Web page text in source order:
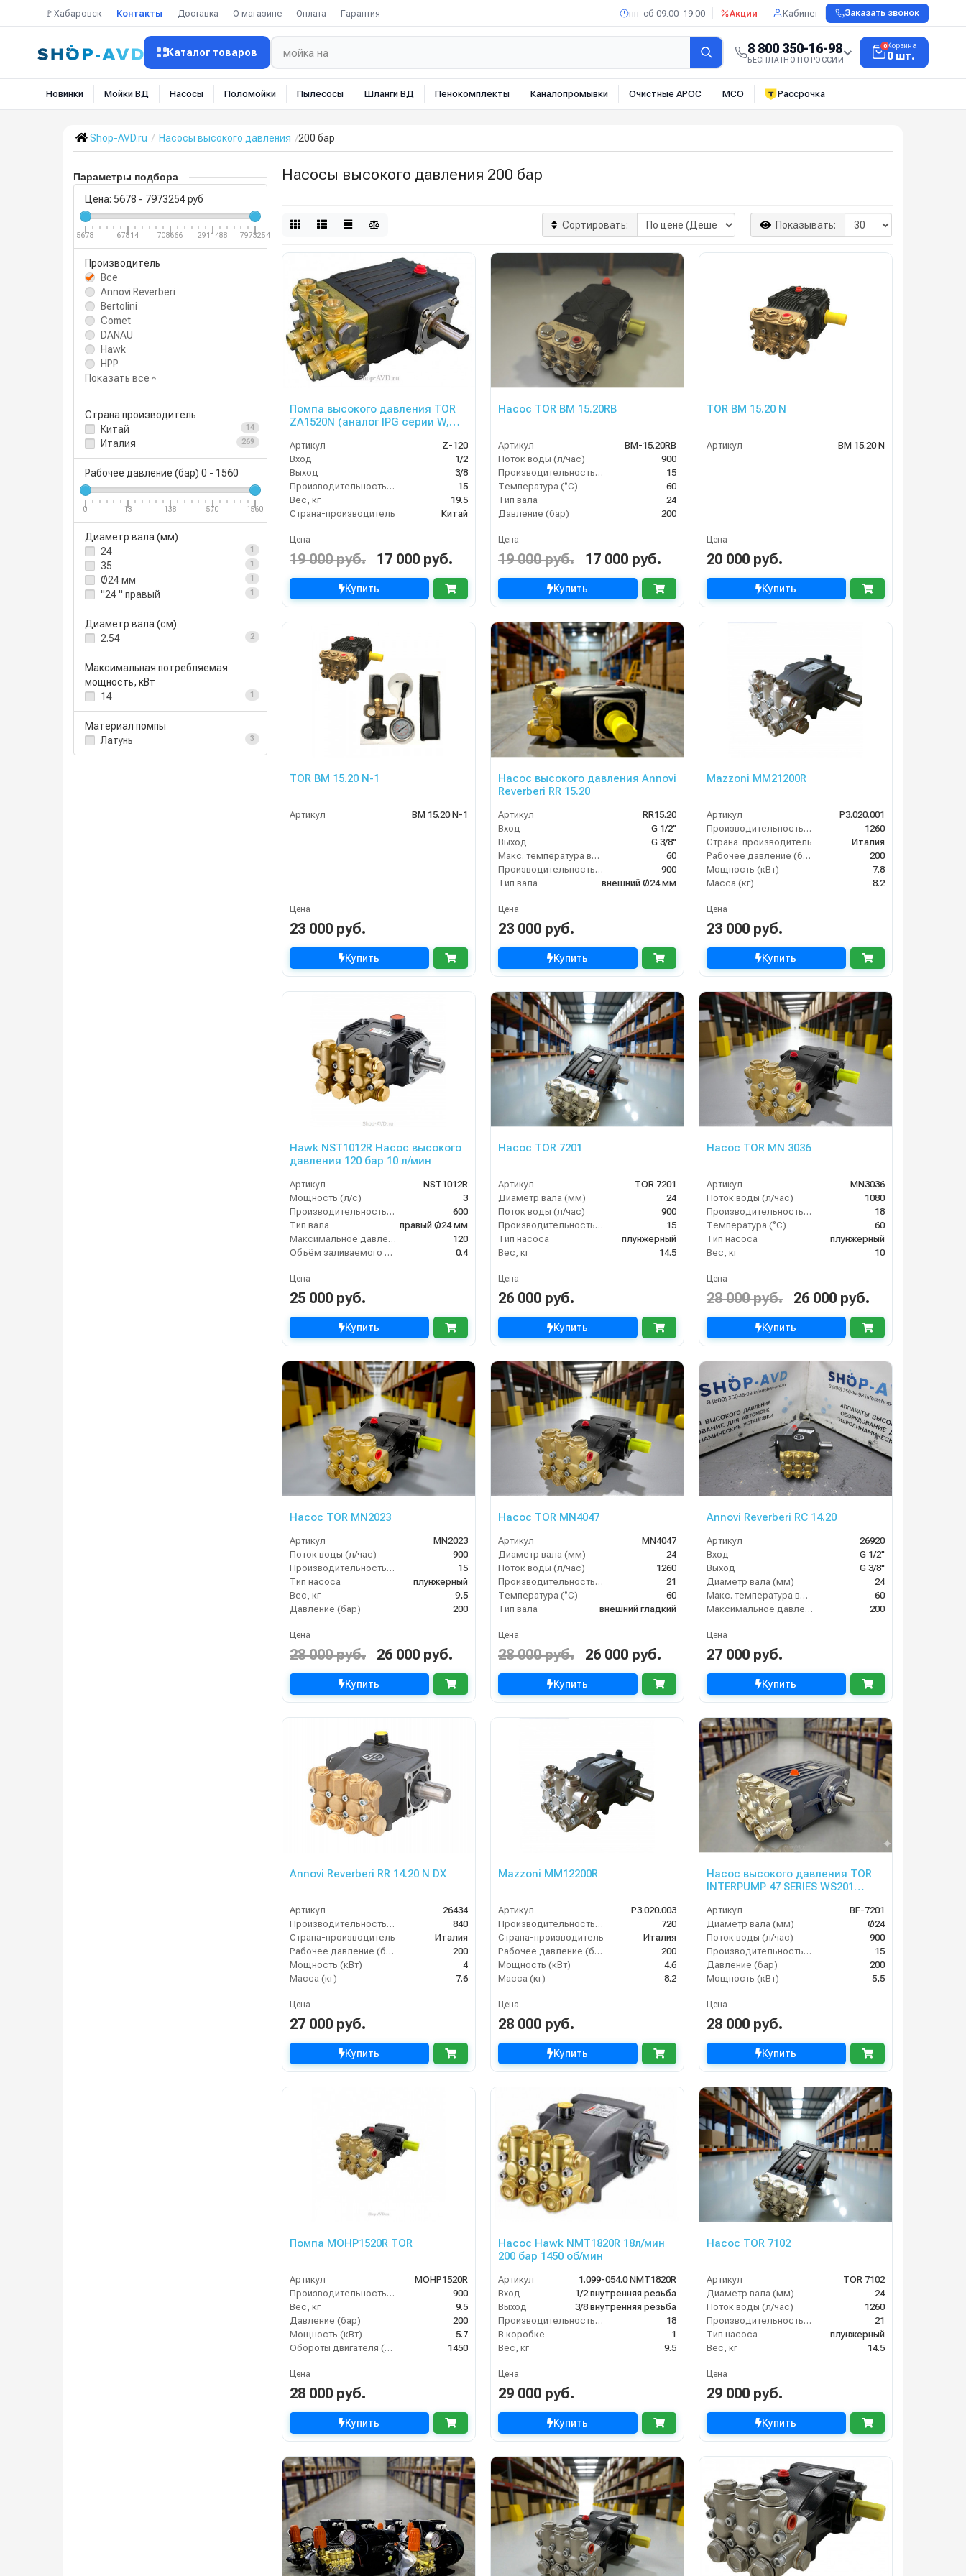
🚩Хабаровск Контакты Доставка О магазине Оплата Гарантия пн–сб 09:00–19:00 Акции Кабинет Заказать звонок
Каталог товаров 8 800 350-16-98
БЕСПЛАТНО ПО РОССИИ
0Корзина
0 шт.
Новинки Мойки ВД Насосы Поломойки Пылесосы Шланги ВД Пенокомплекты Каналопромывки Очистные АРОС МСО Рассрочка
Shop-AVD.ru Насосы высокого давления 200 бар
Параметры подбора
Цена: 5678 - 7973254руб
5678 67814 708666 2911488 7973254
Производитель
Все
Annovi Reverberi
Bertolini
Comet
DANAU
Hawk
HPP
Показать все
Страна производитель
Китай
14
Италия 269
Рабочее давление (бар) 0 - 1560
0 13 138 570 1560
Диаметр вала (мм)
24
1
35 1
Ø24 мм 1
"24 " правый 1
Диаметр вала (см)
2.54
2
Максимальная потребляемая
мощность, кВт
14
1
Материал помпы
Латунь
3
Насосы высокого давления 200 бар
Сортировать: Показывать:
Помпа высокого давления TOR
ZA1520N (аналог IPG серии W,
Артикул
Z-120
Вход
1/2
Выход
3/8
Производительность (л/мин)
15
Вес, кг
19.5
Страна-производитель
Китай
Цена
19 000 руб. 17 000 руб.
Купить
Насос TOR BM 15.20RB
Артикул
BM-15.20RB
Поток воды (л/час)
900
Производительность (л/мин)
15
Температура (°C)
60
Тип вала
24
Давление (бар)
200
Цена
19 000 руб. 17 000 руб.
Купить
TOR BM 15.20 N
Артикул BM 15.20 N
Цена
20 000 руб.
Купить
TOR BM 15.20 N-1
Артикул BM 15.20 N-1
Цена
23 000 руб.
Купить
Насос высокого давления Annovi
Reverberi RR 15.20
Артикул
RR15.20
Вход
G 1/2"
Выход
G 3/8"
Макс. температура воды (°C)
60
Производительность (л/ч)
900
Тип вала
внешний Ø24 мм
Цена
23 000 руб.
Купить
Mazzoni MM21200R
Артикул
P3.020.001
Производительность (л/ч)
1260
Страна-производитель
Италия
Рабочее давление (бар)
200
Мощность (кВт)
7.8
Масса (кг)
8.2
Цена
23 000 руб.
Купить
Hawk NST1012R Насос высокого
давления 120 бар 10 л/мин
Артикул
NST1012R
Мощность (л/с)
3
Производительность (л/ч)
600
Тип вала
правый Ø24 мм
Максимальное давление воды (бар)
120
Объём заливаемого масла (л)
0.4
Цена
25 000 руб.
Купить
Насос TOR 7201
Артикул
TOR 7201
Диаметр вала (мм)
24
Поток воды (л/час)
900
Производительность (л/мин)
15
Тип насоса
плунжерный
Вес, кг
14.5
Цена
26 000 руб.
Купить
Насос TOR MN 3036
Артикул
MN3036
Поток воды (л/час)
1080
Производительность (л/мин)
18
Температура (°C)
60
Тип насоса
плунжерный
Вес, кг
10
Цена
28 000 руб. 26 000 руб.
Купить
Насос TOR MN2023
Артикул
MN2023
Поток воды (л/час)
900
Производительность (л/мин)
15
Тип насоса
плунжерный
Вес, кг
9,5
Давление (бар)
200
Цена
28 000 руб. 26 000 руб.
Купить
Насос TOR MN4047
Артикул
MN4047
Диаметр вала (мм)
24
Поток воды (л/час)
1260
Производительность (л/мин)
21
Температура (°C)
60
Тип вала
внешний гладкий
Цена
28 000 руб. 26 000 руб.
Купить
Annovi Reverberi RС 14.20
Артикул
26920
Вход
G 1/2"
Выход
G 3/8"
Диаметр вала (мм)
24
Макс. температура воды (°C)
60
Максимальное давление (бар)
200
Цена
27 000 руб.
Купить
Annovi Reverberi RR 14.20 N DX
Артикул
26434
Производительность (л/ч)
840
Страна-производитель
Италия
Рабочее давление (бар)
200
Мощность (кВт)
4
Масса (кг)
7.6
Цена
27 000 руб.
Купить
Mazzoni MM12200R
Артикул
P3.020.003
Производительность (л/ч)
720
Страна-производитель
Италия
Рабочее давление (бар)
200
Мощность (кВт)
4.6
Масса (кг)
8.2
Цена
28 000 руб.
Купить
Насос высокого давления TOR
INTERPUMP 47 SERIES WS201
Артикул
BF-7201
Диаметр вала (мм)
Ø24
Поток воды (л/час)
900
Производительность (л/мин)
15
Давление (бар)
200
Мощность (кВт)
5,5
Цена
28 000 руб.
Купить
Помпа MOHP1520R TOR
Артикул
MOHP1520R
Производительность (л/ч)
900
Вес, кг
9.5
Давление (бар)
200
Мощность (кВт)
5.7
Обороты двигателя (об/мин)
1450
Цена
28 000 руб.
Купить
Насос Hawk NMT1820R 18л/мин
200 бар 1450 об/мин
Артикул
1.099-054.0 NMT1820R
Вход
1/2 внутренняя резьба
Выход
3/8 внутренняя резьба
Производительность (л/мин)
18
В коробке
1
Вес, кг
9.5
Цена
29 000 руб.
Купить
Насос TOR 7102
Артикул
TOR 7102
Диаметр вала (мм)
24
Поток воды (л/час)
1260
Производительность (л/мин)
21
Тип насоса
плунжерный
Вес, кг
14.5
Цена
29 000 руб.
Купить